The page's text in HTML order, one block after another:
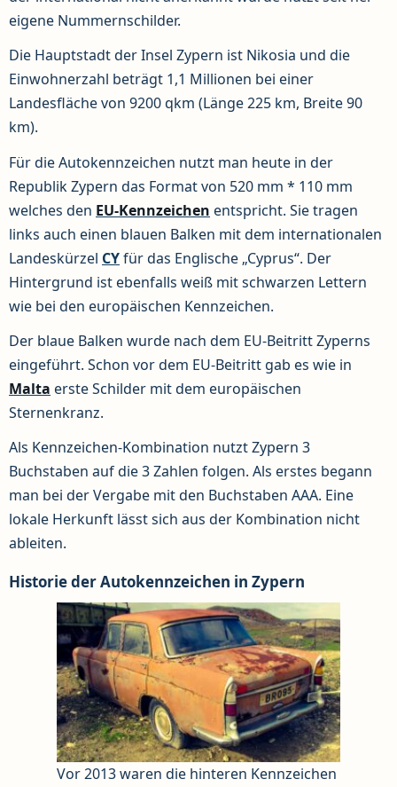
eigene Nummernschilder.
Die Hauptstadt der Insel Zypern ist Nikosia und die
Einwohnerzahl beträgt 1,1 Millionen bei einer
Landesfläche von 9200 qkm (Länge 225 km, Breite 90
km).
Für die Autokennzeichen nutzt man heute in der
Republik Zypern das Format von 520 mm * 110 mm
welches den EU-Kennzeichen entspricht. Sie tragen
links auch einen blauen Balken mit dem internationalen
Landeskürzel CYfür das Englische „Cyprus“. Der
Hintergrund ist ebenfalls weiß mit schwarzen Lettern
wie bei den europäischen Kennzeichen.
Der blaue Balken wurde nach dem EU-Beitritt Zyperns
eingeführt. Schon vor dem EU-Beitritt gab es wie in
Malta erste Schilder mit dem europäischen
Sternenkranz.
Als Kennzeichen-Kombination nutzt Zypern 3
Buchstaben auf die 3 Zahlen folgen. Als erstes begann
man bei der Vergabe mit den Buchstaben AAA. Eine
lokale Herkunft lässt sich aus der Kombination nicht
ableiten.
Historie der Autokennzeichen in Zypern
Vor 2013 waren die hinteren Kennzeichen